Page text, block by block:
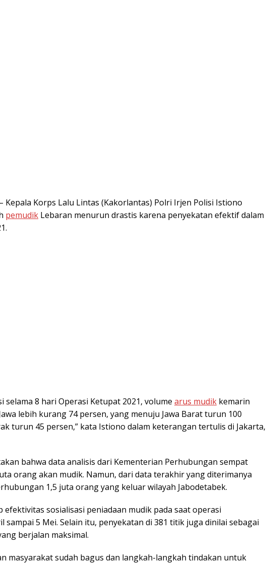
– Kepala Korps Lalu Lintas (Kakorlantas) Polri Irjen Polisi Istiono
pemudik Lebaran menurun drastis karena penyekatan efektif dalam
selama 8 hari Operasi Ketupat 2021, volume arus mudik kemarin
lebih kurang 74 persen, yang menuju Jawa Barat turun 100
turun 45 persen,” kata Istiono dalam keterangan tertulis di Jakarta,
bahwa data analisis dari Kementerian Perhubungan sempat
orang akan mudik. Namun, dari data terakhir yang diterimanya
1,5 juta orang yang keluar wilayah Jabodetabek.
sosialisasi peniadaan mudik pada saat operasi
sampai 5 Mei. Selain itu, penyekatan di 381 titik juga dinilai sebagai
berjalan maksimal.
masyarakat sudah bagus dan langkah-langkah tindakan untuk